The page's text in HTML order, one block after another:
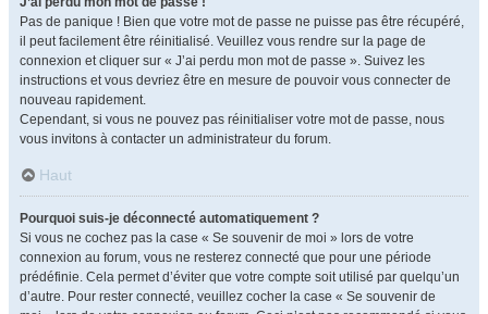
Pas de panique ! Bien que votre mot de passe ne puisse pas être récupéré,
il peut facilement être réinitialisé. Veuillez vous rendre sur la page de
connexion et cliquer sur « J’ai perdu mon mot de passe ». Suivez les
instructions et vous devriez être en mesure de pouvoir vous connecter de
nouveau rapidement.
Cependant, si vous ne pouvez pas réinitialiser votre mot de passe, nous
vous invitons à contacter un administrateur du forum.
Haut
Pourquoi suis-je déconnecté automatiquement ?
Si vous ne cochez pas la case « Se souvenir de moi » lors de votre
connexion au forum, vous ne resterez connecté que pour une période
prédéfinie. Cela permet d’éviter que votre compte soit utilisé par quelqu’un
d’autre. Pour rester connecté, veuillez cocher la case « Se souvenir de